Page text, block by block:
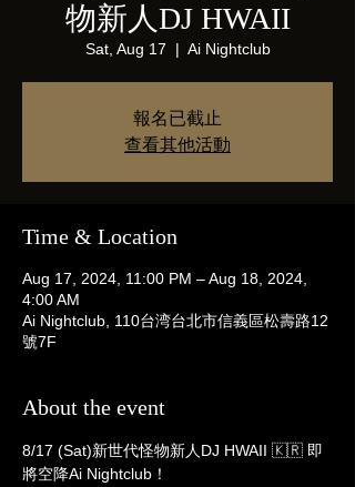
物新人DJ HWAII
Sat, Aug 17
  |
Ai Nightclub
報名已截止
查看其他活動
Time & Location
Aug 17, 2024, 11:00 PM – Aug 18, 2024,
4:00 AM
Ai Nightclub, 110台湾台北市信義區松壽路12
號7F
About the event
8/17 (Sat)新世代怪物新人DJ HWAII 🇰🇷 即
將空降Ai Nightclub！